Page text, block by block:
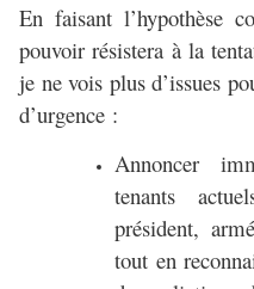
En faisant l’hypothèse
pouvoir résistera à la
je ne vois plus d’issues
d’urgence :
Annoncer
tenants
président,
tout en